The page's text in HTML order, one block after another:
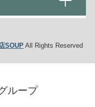
SOUPAll Rights Reserved
ループ